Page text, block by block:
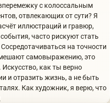
с колоссальным
отвлекающих от сути? Я
иллюстраций и гравюр,
часто рискуют стать
на точности
самовыражению, это
как ты верно
и отразить жизнь, а не быть
Как художник, я верю, что